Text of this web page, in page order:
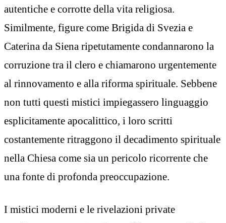
autentiche e corrotte della vita religiosa.
Similmente, figure come Brigida di Svezia e
Caterina da Siena ripetutamente condannarono la
corruzione tra il clero e chiamarono urgentemente
al rinnovamento e alla riforma spirituale. Sebbene
non tutti questi mistici impiegassero linguaggio
esplicitamente apocalittico, i loro scritti
costantemente ritraggono il decadimento spirituale
nella Chiesa come sia un pericolo ricorrente che
una fonte di profonda preoccupazione.
I mistici moderni e le rivelazioni private